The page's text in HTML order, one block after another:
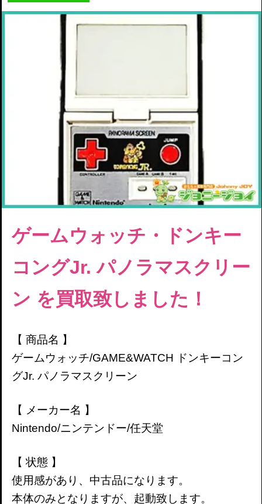
ゲームウォッチ・
ドンキー
コングJr. パノラマスクリー
ン を買取致しました！
【 商品名 】
ゲームウォッチ/GAME&WATCH ドンキーコン
グJr. パノラマスクリーン
【 メーカー名 】
Nintendo/ニンテンドー/任天堂
【 状態 】
使用感があり、中古品になります。
本体のみとなりますが、起動致します。